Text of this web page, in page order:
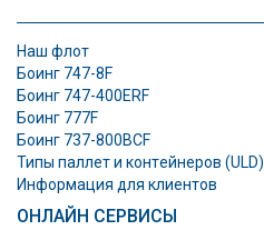
Наш флот
Боинг 747-8F
Боинг 747-400ERF
Боинг 777F
Боинг 737-800BCF
Типы паллет и контeйнеров (ULD)
Информация для клиентов
ОНЛАЙН СЕРВИСЫ